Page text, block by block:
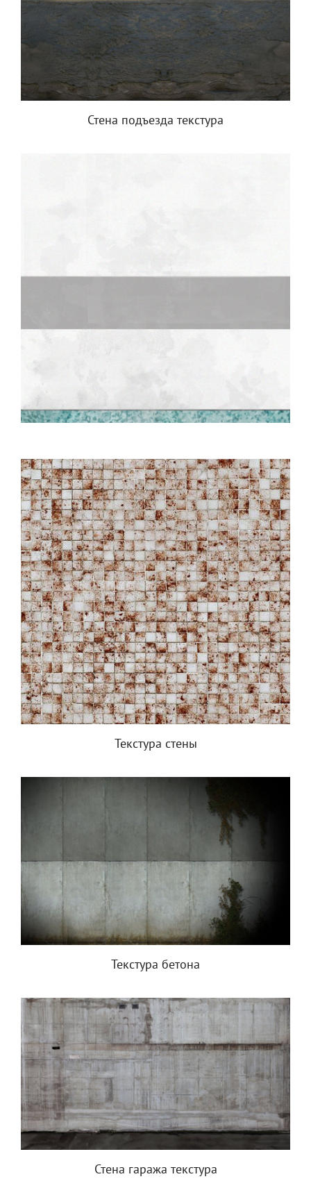
Стена подъезда текстура
Текстура стены
Текстура бетона
Стена гаража текстура